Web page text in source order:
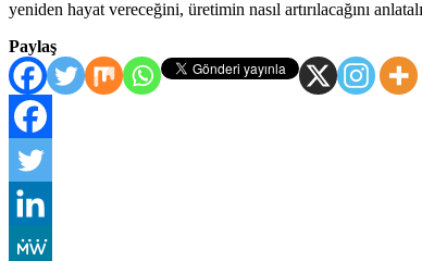
yeniden hayat vereceğini, üretimin nasıl artırılacağını
Paylaş